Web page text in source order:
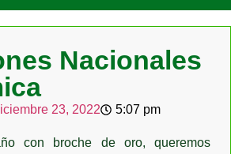
Nacionales
23, 2022 5:07 pm
con broche de oro, queremos